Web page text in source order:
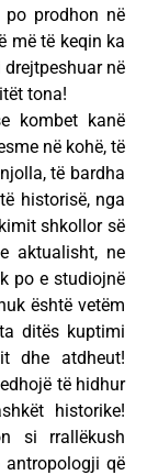
prodhon në
më të keqin ka
në
tona!
kombet kanë
në kohë, të
të bardha
historisë, nga
shkollor së
aktualisht, ne
po e studiojnë
është vetëm
ditës kuptimi
dhe atdheut!
të hidhur
historike!
si rrallëkush
antropologji që